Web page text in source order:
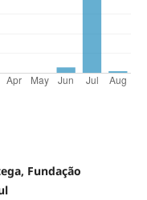
Fundação